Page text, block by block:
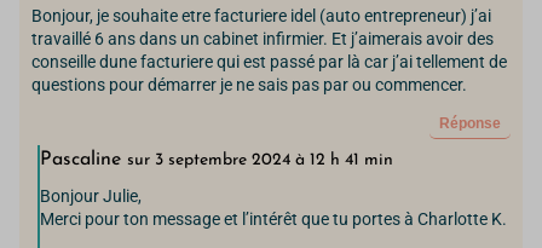
Bonjour, je souhaite etre facturiere idel (auto entrepreneur) j’ai
travaillé 6 ans dans un cabinet infirmier. Et j’aimerais avoir des
conseille dune facturiere qui est passé par là car j’ai tellement de
questions pour démarrer je ne sais pas par ou commencer.
Réponse
Pascaline sur 3 septembre 2024 à 12 h 41 min
Bonjour Julie,
Merci pour ton message et l’intérêt que tu portes à Charlotte K.